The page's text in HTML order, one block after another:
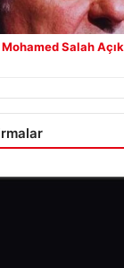
Mohamed Salah